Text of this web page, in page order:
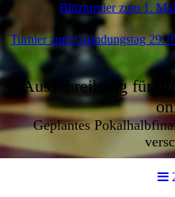
Blitzturnier zum 1.
Turnier zum Gründungstag
Ausschreibung für
Geplantes